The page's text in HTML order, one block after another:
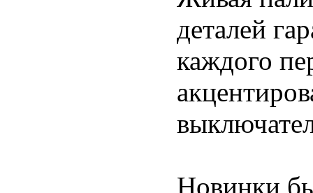
деталей
каждого
Новинки